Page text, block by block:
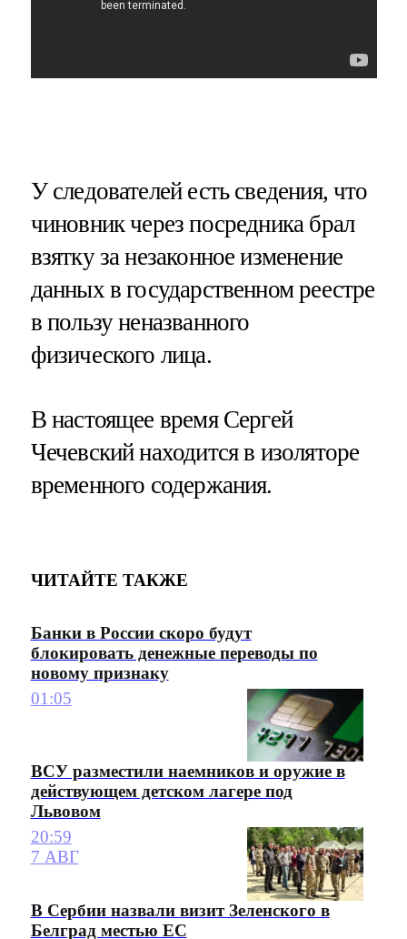
У следователей есть сведения, что
чиновник через посредника брал
взятку за незаконное изменение
данных в государственном реестре
в пользу неназванного
физического лица.
В настоящее время Сергей
Чечевский находится в изоляторе
временного содержания.
ЧИТАЙТЕ ТАКЖЕ
Банки в России скоро будут
блокировать денежные переводы по
новому признаку
01:05
ВСУ разместили наемников и оружие в
действующем детском лагере под
Львовом
20:59
7 АВГ
В Сербии назвали визит Зеленского в
Белград местью ЕС